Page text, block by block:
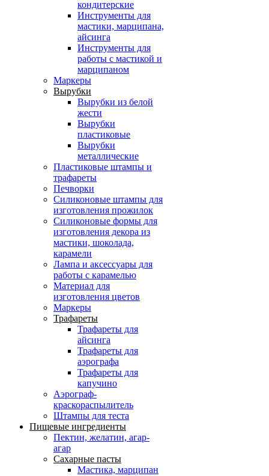
кондитерские
Инструменты для
мастики, марципана,
айсинга
Инструменты для
работы с мастикой и
марципаном
Маркеры
Вырубки
Вырубки из белой
жести
Вырубки
пластиковые
Вырубки
металлические
Пластиковые штампы и
трафареты
Печворки
Силиконовые штампы для
изготовления прожилок
Силиконовые формы для
изготовления декора из
мастики, шоколада,
карамели
Лампа и аксессуары для
работы с карамелью
Материал для
изготовления цветов
Маркеры
Трафареты
Трафареты для
айсинга
Трафареты для
аэрографа
Трафареты для
капучино
Аэрограф-
краскораспылитель
Штампы для теста
Пищевые ингредиенты
Пектин, желатин, агар-
агар
Сахарные пасты
Мастика, марципан